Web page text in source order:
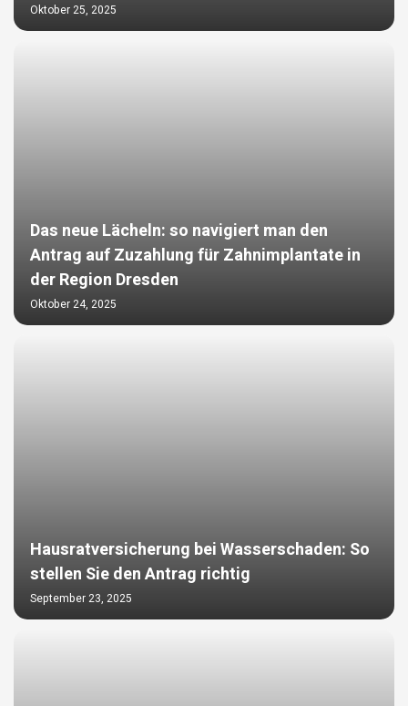
Oktober 25, 2025
Das neue Lächeln: so navigiert man den
Antrag auf Zuzahlung für Zahnimplantate in
der Region Dresden
Oktober 24, 2025
Hausratversicherung bei Wasserschaden: So
stellen Sie den Antrag richtig
September 23, 2025